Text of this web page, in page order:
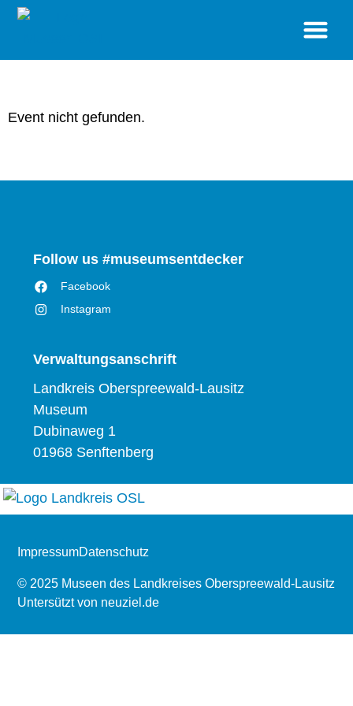
Event nicht gefunden.
Follow us #museumsentdecker
Facebook
Instagram
Verwaltungsanschrift
Landkreis Oberspreewald-Lausitz
Museum
Dubinaweg 1
01968 Senftenberg
© 2025 Museen des Landkreises Oberspreewald-Lausitz
Untersützt von neuziel.de
ImpressumDatenschutz